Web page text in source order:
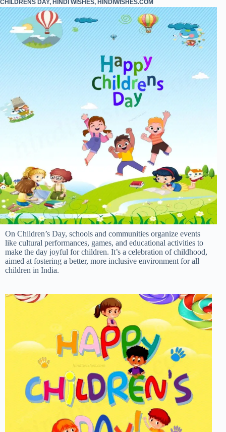
CHILDRENS DAY, HINDI WISHES, HINDIWISHES.COM
On Children’s Day, schools and communities organize events
like cultural performances, games, and educational activities to
make the day joyful for children. It’s a celebration of childhood,
aimed at fostering a better, more inclusive environment for all
children in India.